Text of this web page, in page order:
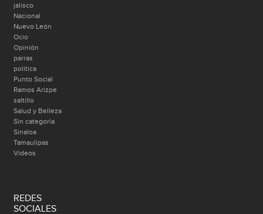
jalisco
Nacional
Nuevo León
Ocio
Opinión
parras
politica
Punto Social
Ramos Arizpe
saltillo
Salud y Belleza
Sin categoría
Sinaloa
Tamaulipas
Videos
REDES
SOCIALES